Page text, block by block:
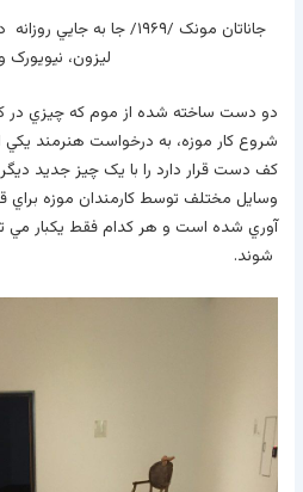
ليزون، نيويورک
دو دست ساخته شده از موم که چيزي در کف
شروع کار موزه، به درخواست هنرمند يکي
کف دست قرار دارد را با يک چيز جديد
وسايل مختلف توسط کارمندان موزه
آوري شده است و هر کدام فقط يکبار مي
شوند.